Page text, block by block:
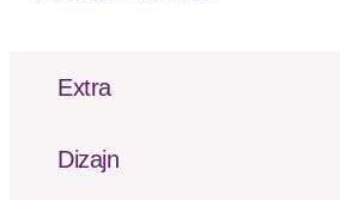
Extra
Vzor potlačený po celej ploche
Mäkký omak
Dizajn